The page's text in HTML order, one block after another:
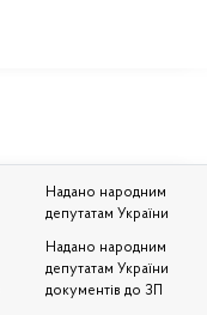
Надано народним
депутатам України
Надано народним
депутатам України
документів до ЗП